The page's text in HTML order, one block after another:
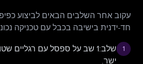
עקוב אחר השלבים הבאים לביצוע
חד-ידנית בישיבה בכבל עם טכניקה
1
שלב:1 שב על ספסל עם רגליים
ישר.